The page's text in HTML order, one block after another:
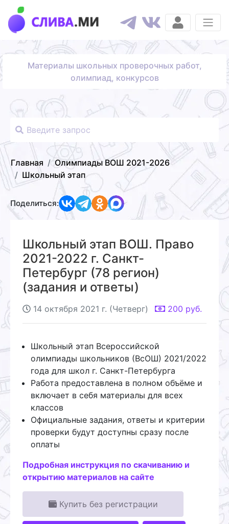
Материалы школьных проверочных работ,
олимпиад, конкурсов
Главная
Олимпиады ВОШ 2021-2026
Школьный этап
Поделиться:
Школьный этап ВОШ. Право
2021-2022 г. Санкт-
Петербург (78 регион)
(задания и ответы)
14 октября 2021 г. (Четверг) 200 руб.
Школьный этап Всероссийской
олимпиады школьников (ВсОШ) 2021/2022
года для школ г. Санкт-Петербурга
Работа предоставлена в полном объёме и
включает в себя материалы для всех
классов
Официальные задания, ответы и критерии
проверки будут доступны сразу после
оплаты
Подробная инструкция по скачиванию и
открытию материалов на сайте
Купить без регистрации